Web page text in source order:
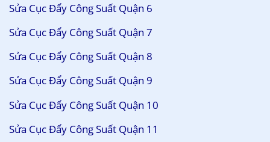
Sửa Cục Đẩy Công Suất Quận 6
Sửa Cục Đẩy Công Suất Quận 7
Sửa Cục Đẩy Công Suất Quận 8
Sửa Cục Đẩy Công Suất Quận 9
Sửa Cục Đẩy Công Suất Quận 10
Sửa Cục Đẩy Công Suất Quận 11